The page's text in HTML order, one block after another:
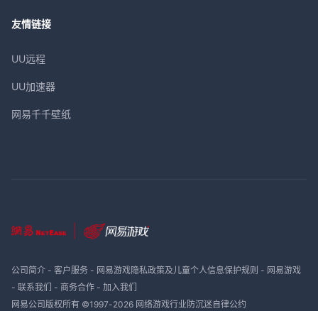
友情链接
UU远程
UU加速器
网易千千壁纸
公司简介- 客户服务- 网易游戏隐私政策及儿童个人信息保护规则 - 网易游戏
- 联系我们 - 商务合作- 加入我们
网易公司版权所有 ©1997-2026 网络游戏行业防沉迷自律公约